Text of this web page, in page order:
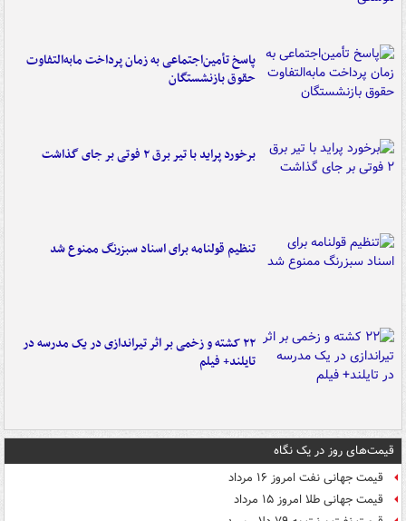
پاسخ تأمین‌اجتماعی به زمان پرداخت مابه‌التفاوت
حقوق بازنشستگان
برخورد پراید با تیر برق ۲ فوتی بر جای گذاشت
تنظیم قولنامه برای اسناد سبزرنگ ممنوع شد
۲۲ کشته و زخمی بر اثر تیراندازی در یک مدرسه در
تایلند+ فیلم
قیمت‌های روز در یک نگاه
قیمت جهانی نفت امروز ۱۶ مرداد
قیمت جهانی طلا امروز ۱۵ مرداد